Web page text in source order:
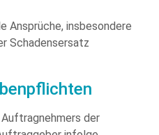
Ansprüche, insbesondere
Schadensersatz
der